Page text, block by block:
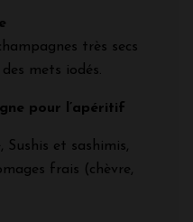
très secs
mets iodés.
pour l’apéritif
Sushis et sashimis,
frais (chèvre,